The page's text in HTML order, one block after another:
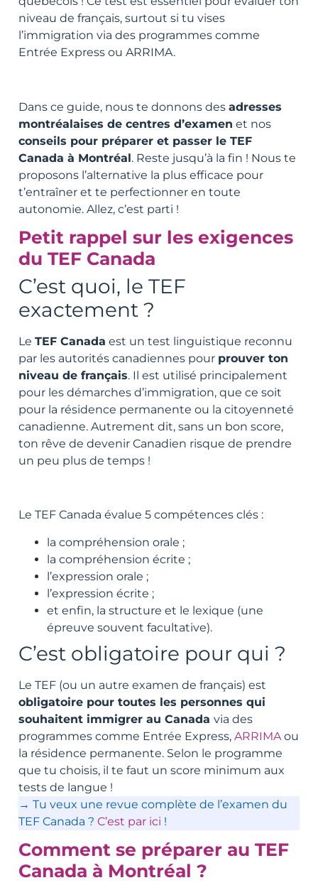
niveau de français, surtout si tu vises
l’immigration via des programmes comme
Entrée Express ou ARRIMA.
Dans ce guide, nous te donnons des adresses
montréalaises de centres d’examen et nos
conseils pour préparer et passer le TEF
Canada à Montréal. Reste jusqu’à la fin ! Nous te
proposons l’alternative la plus efficace pour
t’entraîner et te perfectionner en toute
autonomie. Allez, c’est parti !
Petit rappel sur les exigences
du TEF Canada
C’est quoi, le TEF
exactement ?
Le TEF Canada est un test linguistique reconnu
par les autorités canadiennes pour prouver ton
niveau de français. Il est utilisé principalement
pour les démarches d’immigration, que ce soit
pour la résidence permanente ou la citoyenneté
canadienne. Autrement dit, sans un bon score,
ton rêve de devenir Canadien risque de prendre
un peu plus de temps !
Le TEF Canada évalue 5 compétences clés :
la compréhension orale ;
la compréhension écrite ;
l’expression orale ;
l’expression écrite ;
et enfin, la structure et le lexique (une
épreuve souvent facultative).
C’est obligatoire pour qui ?
Le TEF (ou un autre examen de français) est
obligatoire pour toutes les personnes qui
souhaitent immigrer au Canada via des
programmes comme Entrée Express, ARRIMAou
la résidence permanente. Selon le programme
que tu choisis, il te faut un score minimum aux
tests de langue !
→ Tu veux une revue complète de l’examen du
TEF Canada ? C’est par ici !
Comment se préparer au TEF
Canada à Montréal ?